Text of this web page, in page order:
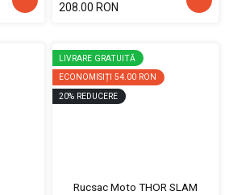
208.00 RON
LIVRARE GRATUITĂ
ECONOMISIȚI 54.00 RON
20% REDUCERE
Rucsac Moto THOR SLAM